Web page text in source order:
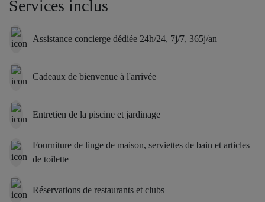
hi-fi, douche et WC). Quarante baies vitrées coulissantes
s’intègrent parfaitement aux murs, effaçant la frontière entre
l’intérieur et l’extérieur et offrant aux hôtes une véritable
Deux ailes spacieuses, des plafonds de six mètres de hauteur
Conçue pour accueillir de nombreux invités, la Villa Salins
s’articule autour d’un vaste salon de 133 m² avec une hauteur sous
suites réparties en deux zones parfaitement indépendantes —
l’idéal pour les familles ou les groupes recherchant à la fois
Cinq suites luxueuses
Services inclus
Assistance concierge dédiée 24h/24, 7j/7, 365j/an
Cadeaux de bienvenue à l'arrivée
Entretien de la piscine et jardinage
Fourniture de linge de maison, serviettes de bain et articles
de toilette
Réservations de restaurants et clubs